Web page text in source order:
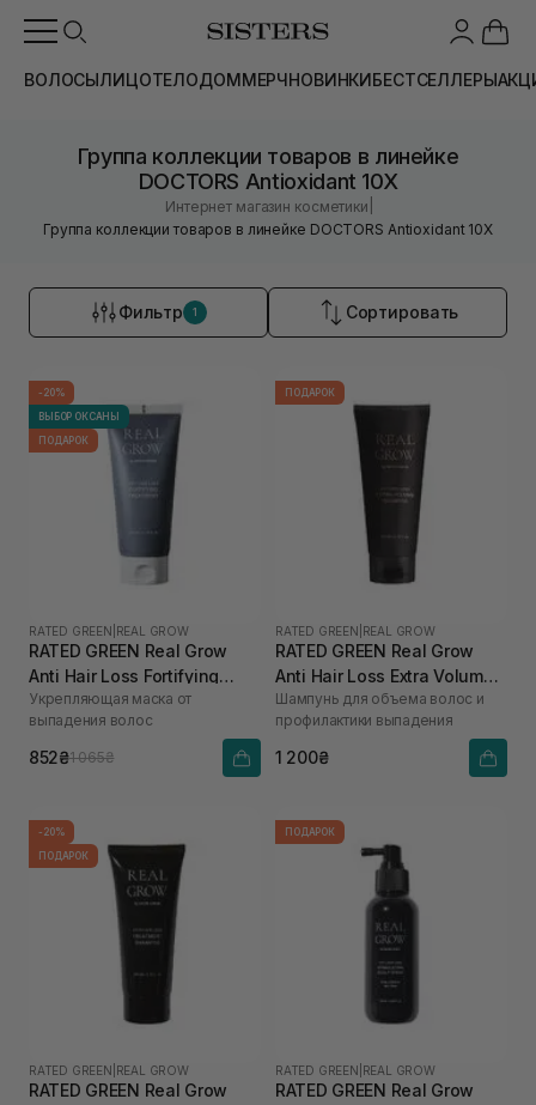
ВОЛОСЫЛИЦОТЕЛОДОММЕРЧНОВИНКИБЕСТСЕЛЛЕРЫ
Группа коллекции товаров в линейке
DOCTORS Antioxidant 10X
Интернет магазин косметики
Группа коллекции товаров в линейке DOCTORS Antioxidant 10X
Фильтр 1 Сортировать
-20%
ВЫБОР ОКСАНЫ
ПОДАРОК
RATED GREEN REAL GROW
RATED GREEN Real Grow
Anti Hair Loss Fortifying
Treatment 200 мл
Укрепляющая маска от
выпадения волос
852₴1 065₴
ПОДАРОК
RATED GREEN REAL GROW
RATED GREEN Real Grow
Anti Hair Loss Extra Volume
Shampoo 200 мл
Шампунь для объема волос и
профилактики выпадения
1 200₴
-20%
ПОДАРОК
RATED GREEN REAL GROW
RATED GREEN Real Grow
ПОДАРОК
RATED GREEN REAL GROW
RATED GREEN Real Grow